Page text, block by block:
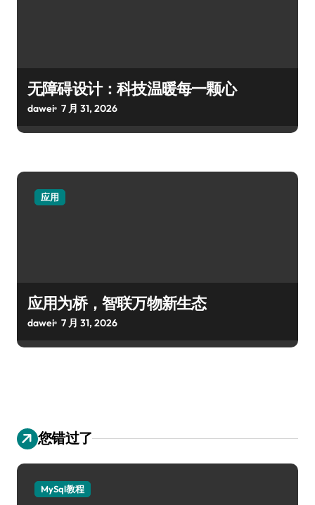
无障碍设计：科技温暖每一颗心
dawei 7 月 31, 2026
应用
应用为桥，智联万物新生态
dawei 7 月 31, 2026
您错过了
MySql教程